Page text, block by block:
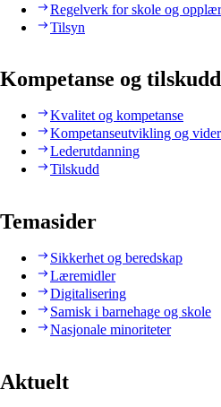
Regelverk for skole og
Tilsyn
Kompetanse og tilskudd
Kvalitet og kompetanse
Kompetanseutvikling og
Lederutdanning
Tilskudd
Temasider
Sikkerhet og beredskap
Læremidler
Digitalisering
Samisk i barnehage og skole
Nasjonale minoriteter
Aktuelt